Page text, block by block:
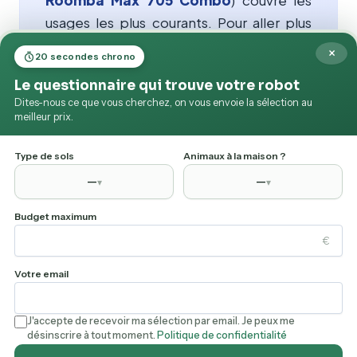
usages les plus courants. Pour aller plus
loin, utilisez le comparatif filtrable plus
haut.
Tous les modèles iRobot listés sur mes-
robots.fr ont fait l'objet d'un avis détaillé :
accéder à son test complet et aux
meilleurs prix constatés.
Contact
Mentions légales
×
20 secondes chrono
Le questionnaire qui trouve votre robot
Dites-nous ce que vous cherchez, on vous envoie la sélection au
meilleur prix.
Type de sols
—▾
Animaux à la maison ?
—▾
Budget maximum
€
Votre email
J'accepte de recevoir ma sélection par email. Je peux me
désinscrire à tout moment. Politique de confidentialité